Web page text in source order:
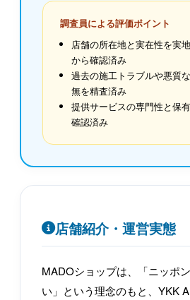
調査員による評価ポイント
店舗の所在地と実在性を実
から確認済み
過去の施工トラブルや悪質
無を精査済み
提供サービスの専門性と保
確認済み
店舗紹介・運営実態
MADOショップは、「ニッポ
い」という理念のもと、YKK